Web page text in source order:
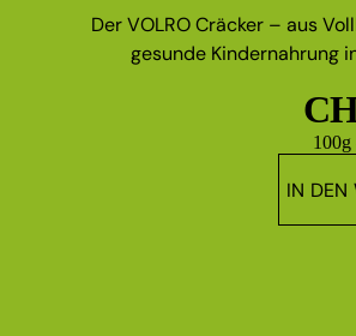
Der VOLRO Cräcker – aus
gesunde Kindernahrung
IN DEN